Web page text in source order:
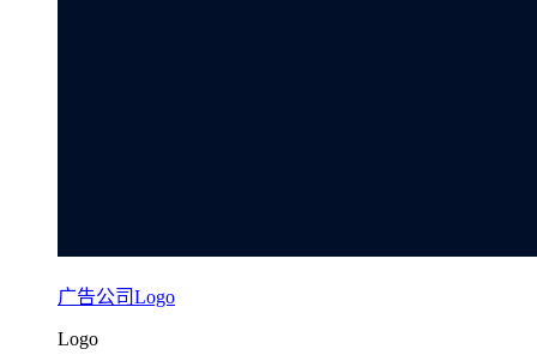
广告公司Logo
Logo